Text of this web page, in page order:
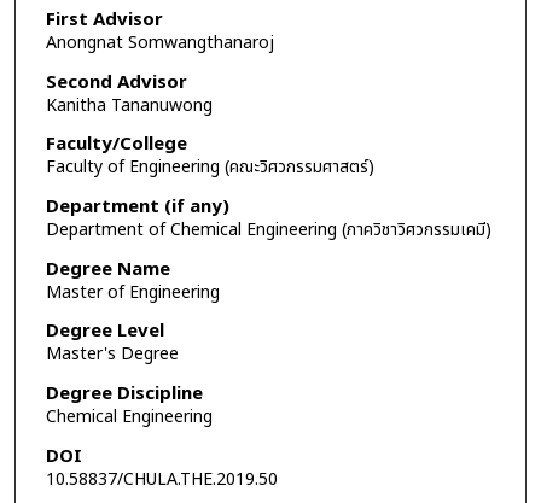
First Advisor
Anongnat Somwangthanaroj
Second Advisor
Kanitha Tananuwong
Faculty/College
Faculty of Engineering (คณะวิศวกรรมศาสตร์)
Department (if any)
Department of Chemical Engineering (ภาควิชาวิศวกรรมเคมี)
Degree Name
Master of Engineering
Degree Level
Master's Degree
Degree Discipline
Chemical Engineering
DOI
10.58837/CHULA.THE.2019.50